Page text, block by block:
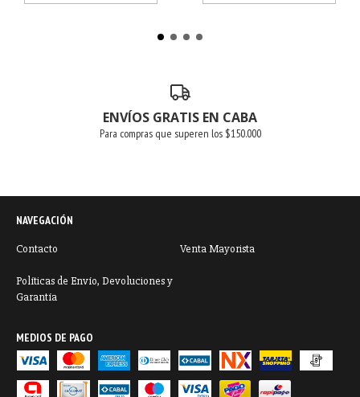
ENVÍOS GRATIS EN CABA
Para compras que superen los $150.000
NAVEGACIÓN
Contacto Venta Mayorista
Políticas de Envío, Devoluciones y
Garantía
MEDIOS DE PAGO